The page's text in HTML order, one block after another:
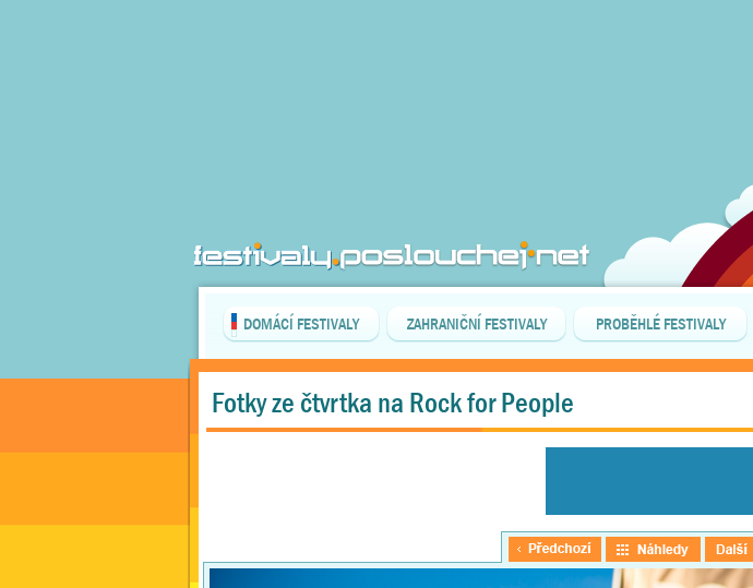
DOMÁCÍ FESTIVALY ZAHRANIČNÍ FESTIVALY PROBĚHLÉ FESTIVALY
Fotky ze čtvrtka na Rock for People